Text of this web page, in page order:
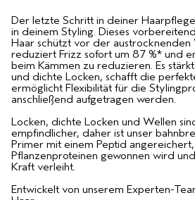
Der letzte Schritt in deiner
in deinem Styling. Dieses
Haar schützt vor der
reduziert Frizz sofort um 87 %* und
beim Kämmen zu reduzieren. Es
und dichte Locken, schafft die
ermöglicht Flexibilität für die
anschließend aufgetragen werden.
Locken, dichte Locken und Wellen
empfindlicher, daher ist unser
Primer mit einem Peptid angereichert,
Pflanzenproteinen gewonnen wird
Kraft verleiht.
Entwickelt von unserem Experten-